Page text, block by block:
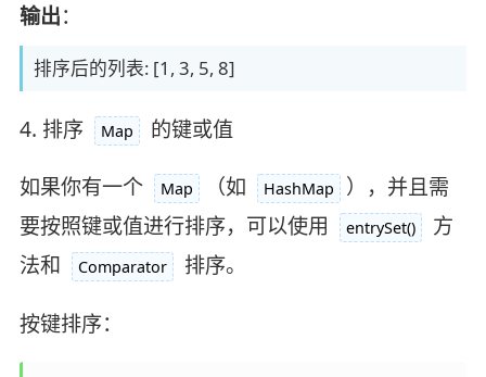
输出：
排序后的列表: [1, 3, 5, 8]
4. 排序 Map 的键或值
如果你有一个 Map （如 HashMap
），并且需
要按照键或值进行排序，可以使用
entrySet()
方
法和
Comparator 排序。
按键排序：